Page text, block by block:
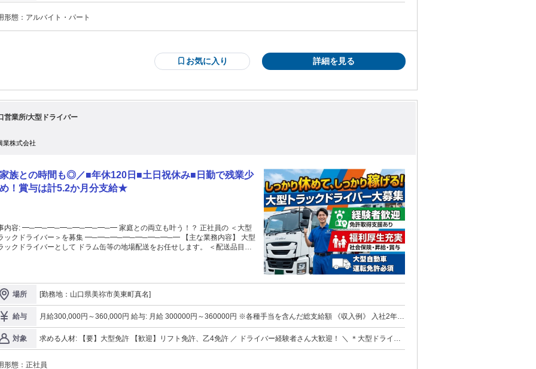
確認します。 折り込みチラシを新聞に挟み、配達区域ごとに仕分け (雨の日に
用の機械で新聞にビニールをかけます) 車やバイク、自転車などに新聞を載
達なので自分のペースで働けます♪希望の働き方があればご相談ください。 配
りません。 自分のペースでモクモクと働けるので覚えてしまえば楽なアルバ
なんです。 「静かな街に自分だけが走ってる」という感覚が気持ちいい、と
やりがいも。 希望の働き方があればお気軽にお話ししてくださいね。
形態： アルバイト・パート
お気に入り 詳細を見る
営業所/大型ドライバー
業株式会社
族との時間も◎／■年休120日■土日祝休み■日勤で残業少
！賞与は計5.2か月分支給★
家庭との両立も叶う！？ 正社員の ＜大型
ックドライバー＞を募集 ━─━─━─━─━─━─━─━ 【主な業務内容】 大型
ックドライバーとして ドラム缶等の地場配送をお任せします。 ＜配送品目＞
納品先によって、 手作業が発生する場合あり →ゴロゴロ転がしてOK ★ピッ
グ作業あり ★配送に出ない日も →倉庫内で出荷業務を行います。 ※3名のロ
ション 2名配送／1名倉庫作業となります。 ≫現役ドライバーさんの転職先
る理由アリ☆ ◆賞与5.2ヶ月分の支給実績あり 〜〜〜 毎月の安定した給
加え 賞与年2回はたっぷり支給◎ →年収500万円以上の高収入です！ ◆完全
2日制で働ける 〜〜〜 土日祝休み＆大型連休あり。 業界トップレベルの 年間
日で私生活も充実♪ ◆日勤・地場中心の業務 〜〜〜 行き先もほとんど同
固定ルートでの配送業務なので、 運転の負担もかなり少なめ！ ／ これだけ
い環境が整っているから… 家族持ちドライバー多数活躍中。 家庭との両
場所 [勤務地：山口県美祢市美東町真名]
給与
月給300,000円～360,000円 給与: 月給 300000円～360000円 ※各種手当を含んだ総支給額 《収入例》 入社2年
月給360,000円 ※年収560万円 ／ 勤続年数や手当により 給与は変動します◎ ＼ ☆昇給年1回 ┗6,000円以上の実
績あり ☆賞与年2回 ┗計5.2ヶ月分の支給実績あり
対象
求める人材: 【要】大型免許 【歓迎】リフト免許、乙4免許 ／ ドライバー経験者さん大歓迎！ ＼ ＊大型ドライバ
ダード市場上場の ナトコ株式会社の100％子会社。 安定した業務量を請けているため、 23年度決算では年商48億
形態： 正社員